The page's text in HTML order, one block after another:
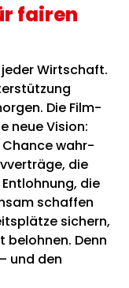
fairen
Wirtschaft.
Die Film-
neue Vision:
Chance wahr-
die
die
schaffen
sichern,
belohnen. Denn
und den